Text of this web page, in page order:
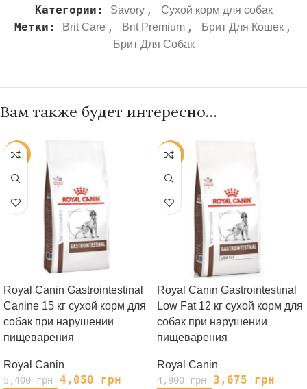
Категории:
Savory , Сухой корм для собак
Метки: Brit Care , Brit Premium , Брит Для Кошек ,
Брит Для Собак
Вам также будет интересно…
-25%
Royal Canin Gastrointestinal
Canine 15 кг сухой корм для
собак при нарушении
пищеварения
Royal Canin
5,400грн 4,050 грн
-25%
Royal Canin Gastrointestinal
Low Fat 12 кг сухой корм для
собак при нарушении
пищеварения
Royal Canin
4,900грн 3,675 грн